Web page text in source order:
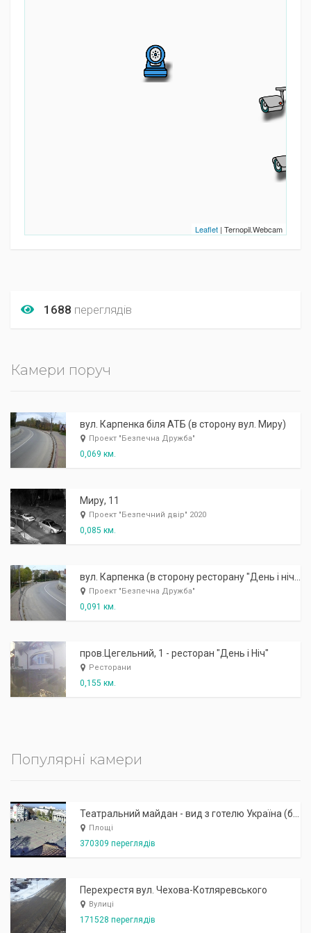
Leaflet | Ternopil.Webcam
1688 переглядів
Камери поруч
вул. Карпенка біля АТБ (в сторону вул. Миру)
Проект "Безпечна Дружба"
0,069 км.
Миру, 11
Проект "Безпечний двір" 2020
0,085 км.
Проект "Безпечна Дружба"
0,091 км.
пров.Цегельний, 1 - ресторан "День і Ніч"
Ресторани
0,155 км.
Популярні камери
Площі
370309 переглядів
Перехрестя вул. Чехова-Котляревського
Вулиці
171528 переглядів